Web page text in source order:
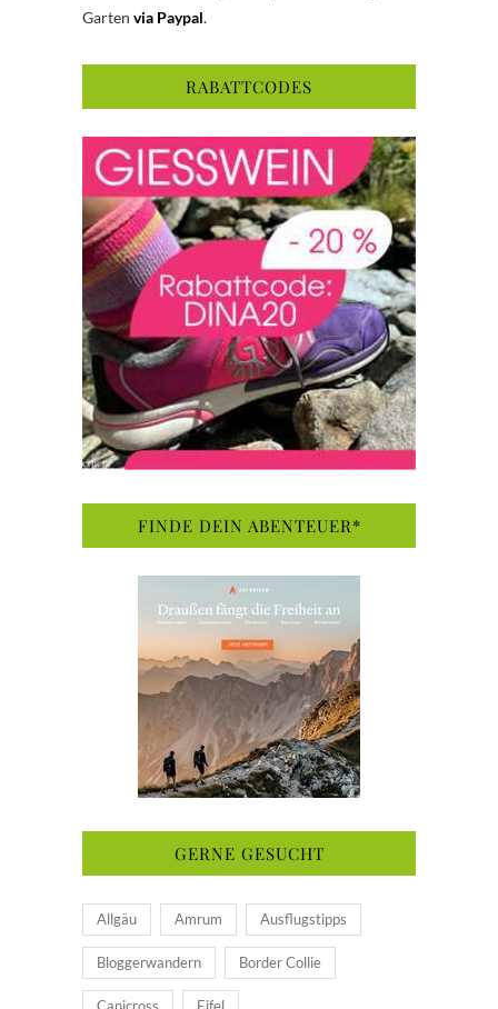
Garten via Paypal.
RABATTCODES
FINDE DEIN ABENTEUER*
GERNE GESUCHT
Allgäu Amrum Ausflugstipps
Bloggerwandern Border Collie
Canicross Eifel